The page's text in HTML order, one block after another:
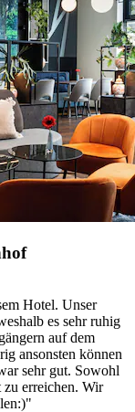
Hotel. Unser
es sehr ruhig
auf dem
ansonsten können
sehr gut. Sowohl
erreichen. Wir